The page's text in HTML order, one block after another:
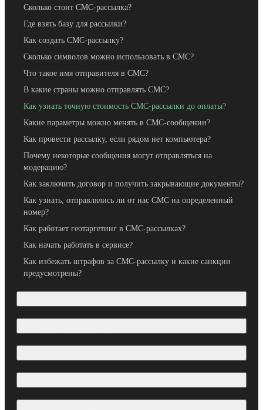
Сколько стоит СМС-рассылка?
Где взять базу для рассылки?
Как создать СМС-рассылку?
Сколько символов можно использовать в СМС?
Что такое имя отправителя в СМС?
В какие страны можно отправлять СМС?
Как узнать точную стоимость СМС-рассылки до оплаты?
Какие параметры можно менять в СМС-сообщении?
Как провести рассылку, если рядом нет компьютера?
Почему некоторые сообщения могут отправляться на
модерацию?
Как заключить договор и получить закрывающие документы?
Как узнать, отправлялись ли от нас СМС на определенный
номер?
Как работает геотаргетинг в СМС-рассылках?
Как начать работать в сервисе?
Как избежать штрафов за СМС-рассылку и какие санкции
предусмотрены?